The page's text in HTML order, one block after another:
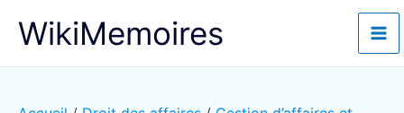
WikiMemoires